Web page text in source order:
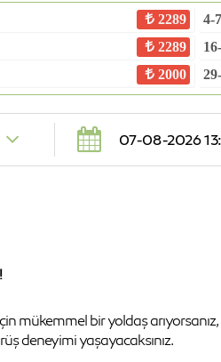
2289 4-
2289
2000
bir yoldaş
deneyimi yaşayacaksınız.